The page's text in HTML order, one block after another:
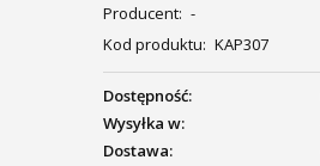
Producent: -
Kod produktu: KAP307
Dostępność:
Wysyłka w:
Dostawa: